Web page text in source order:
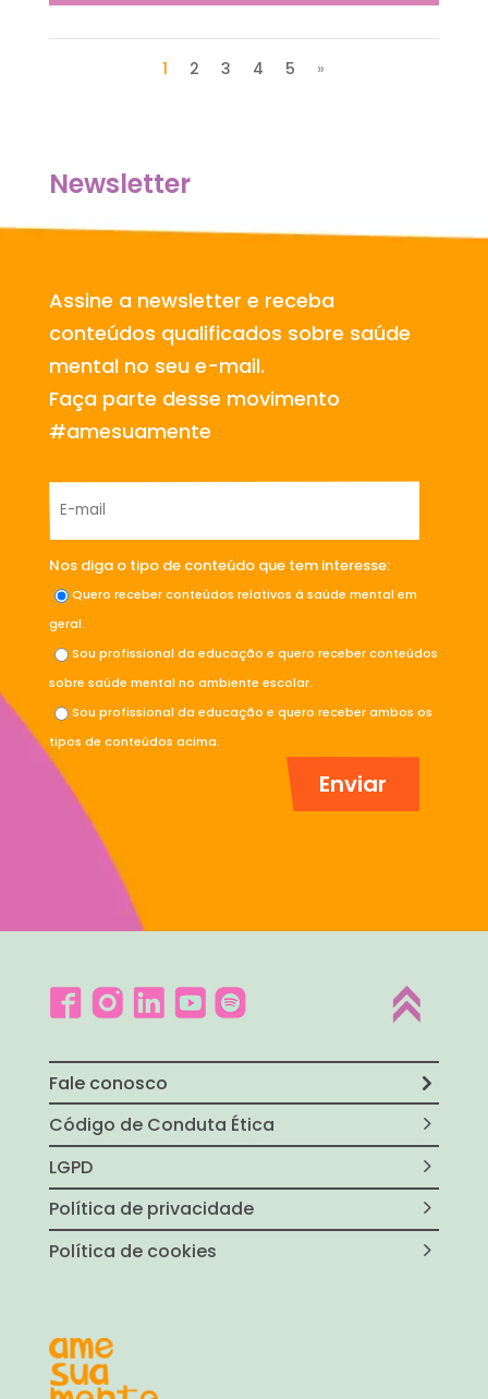
1 2 3 4 5 »
Newsletter
Assine a newsletter e receba
conteúdos qualificados sobre saúde
mental no seu e-mail.
Faça parte desse movimento
#amesuamente
Nos diga o tipo de conteúdo que tem interesse:
Quero receber conteúdos relativos à saúde mental em
geral.
Sou profissional da educação e quero receber conteúdos
sobre saúde mental no ambiente escolar.
Sou profissional da educação e quero receber ambos os
tipos de conteúdos acima.
Fale conosco
Código de Conduta Ética
LGPD
Política de privacidade
Política de cookies